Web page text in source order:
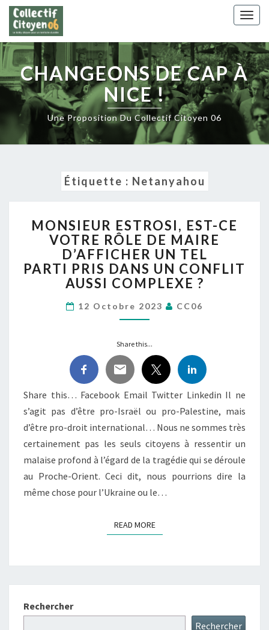
Skip
content
CHANGEONS DE CAP À
NICE !
Une Proposition Du Collectif Citoyen 06
Étiquette : Netanyahou
ESTROSI,
EST-
CE
VOTRE
RÔLE
DE
MAIRE
D’AFFICHER
PARTI PRIS
DANS
UN
CONFLIT
AUSSI
COMPLEXE
?
MONSIEUR ESTROSI, EST-CE
VOTRE RÔLE DE MAIRE
D’AFFICHER UN TEL
PARTI PRIS DANS UN CONFLIT
AUSSI COMPLEXE ?
12 Octobre 2023 CC06
Share this...
Share this… Facebook Email Twitter Linkedin Il ne
s’agit pas d’être pro-Israël ou pro-Palestine, mais
d’être pro-droit international… Nous ne sommes très
certainement pas les seuls citoyens à ressentir un
malaise profond à l’égard de la tragédie qui se déroule
au Proche-Orient. Ceci dit, nous pourrions dire la
même chose pour l’Ukraine ou le…
READ MOREREAD MORE
Rechercher
Rechercher